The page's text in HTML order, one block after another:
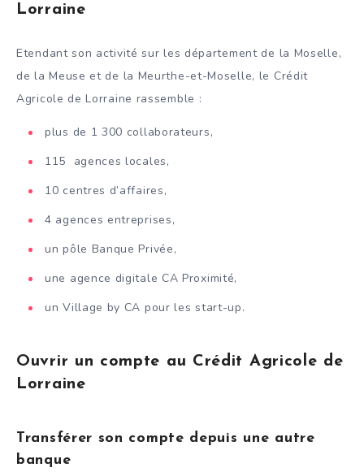
Lorraine
Etendant son activité sur les département de la Moselle,
de la Meuse et de la Meurthe-et-Moselle, le Crédit
Agricole de Lorraine rassemble :
plus de 1 300 collaborateurs,
115 agences locales,
10 centres d’affaires,
4 agences entreprises,
un pôle Banque Privée,
une agence digitale CA Proximité,
un Village by CA pour les start-up.
Ouvrir un compte au Crédit Agricole de
Lorraine
Transférer son compte depuis une autre
banque